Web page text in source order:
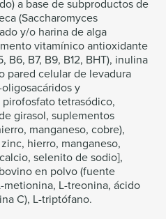
a base de subproductos de
(Saccharomyces
y/o harina de alga
vitamínico antioxidante
B6, B7, B9, B12, BHT), inulina
pared celular de levadura
y
tetrasódico,
girasol, suplementos
manganeso, cobre),
hierro, manganeso,
selenito de sodio],
en polvo (fuente
metionina, L-treonina, ácido
C), L-triptófano.